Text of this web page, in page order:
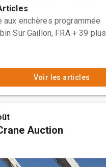
aux enchères programmée
Sur Gaillon, FRA + 39 plus
Voir les articles
Auction